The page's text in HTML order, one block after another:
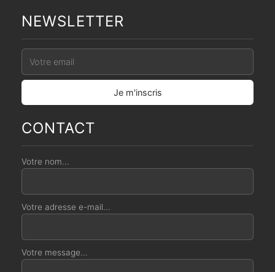
NEWSLETTER
CONTACT
Votre nom...
Votre adresse e-mail...
Votre message...